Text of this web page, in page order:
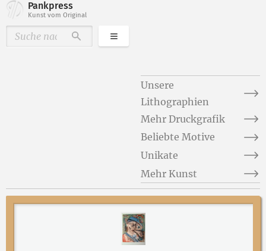
Pankpress
Kunst vom Original
DurchsuchenKategorien
Unsere
Lithographien
Mehr Druckgrafik
Beliebte Motive
Unikate
Mehr Kunst